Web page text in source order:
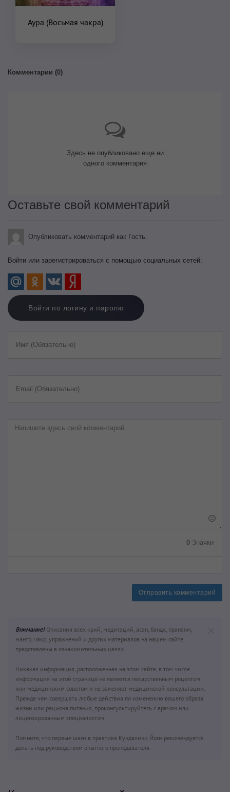
Аура (Восьмая чакра)
Комментарии (0)
Здесь не опубликовано еще ни
одного комментария
Оставьте свой комментарий
Опубликовать комментарий как Гость.
Войти или зарегистрироваться с помощью социальных сетей:
Войти по логину и паролю
Имя (Обязательно)
Email (Обязательно)
0 Значки
Отправить комментарий
Внимание!Описания всех крий, медитаций, асан, бандх, пранаям,
мантр, чакр, упражнений и других материалов на нашем сайте
представлены в ознакомительных целях.
Никакая информация, расположенная на этом сайте, в том числе
информация на этой странице не является лекарственным рецептом
или медицинским советом и не заменяет медицинской консультации.
Прежде чем совершать любые действия по изменению вашего образа
жизни или рациона питания, проконсультируйтесь с врачом или
лицензированным специалистом.
Помните, что первые шаги в практике Кундалини Йоги рекомендуется
делать под руководством опытного преподавателя.